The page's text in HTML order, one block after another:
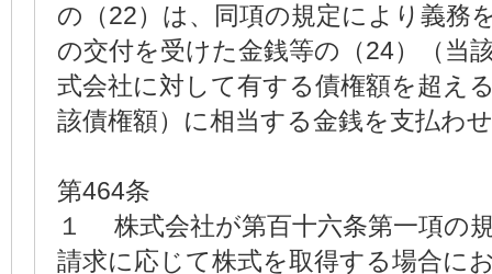
の（22）は、同項の規定により義務
の交付を受けた金銭等の（24）（当
式会社に対して有する債権額を超え
該債権額）に相当する金銭を支払わ
第464条
１ 株式会社が第百十六条第一項の
請求に応じて株式を取得する場合に